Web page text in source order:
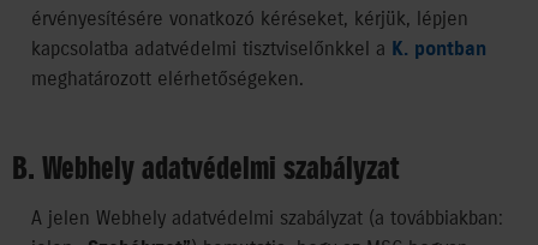
érvényesítésére vonatkozó kéréseket, kérjük, lépjen
kapcsolatba adatvédelmi tisztviselőnkkel a K. pontban
meghatározott elérhetőségeken.
B. Webhely adatvédelmi szabályzat
A jelen Webhely adatvédelmi szabályzat (a továbbiakban: